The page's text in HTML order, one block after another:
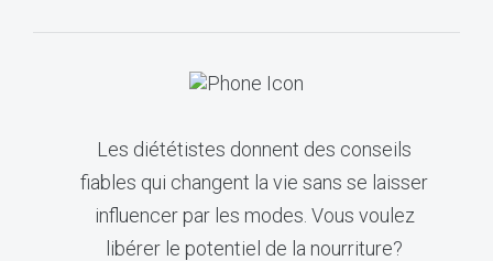
Les diététistes donnent des conseils
fiables qui changent la vie sans se laisser
influencer par les modes. Vous voulez
libérer le potentiel de la nourriture?